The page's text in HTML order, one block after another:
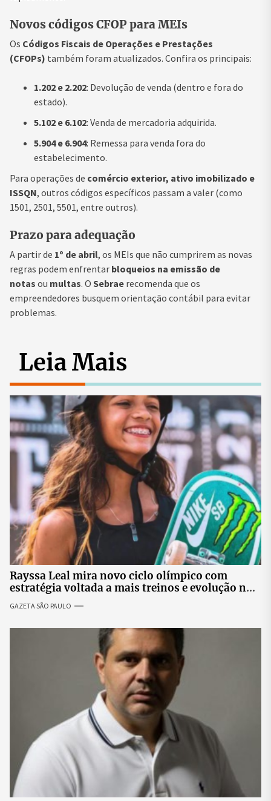
Novos códigos CFOP para MEIs
Os Códigos Fiscais de Operações e Prestações
(CFOPs) também foram atualizados. Confira os principais:
1.202 e 2.202: Devolução de venda (dentro e fora do
estado).
5.102 e 6.102: Venda de mercadoria adquirida.
5.904 e 6.904: Remessa para venda fora do
estabelecimento.
Para operações de comércio exterior, ativo imobilizado e
ISSQN, outros códigos específicos passam a valer (como
1501, 2501, 5501, entre outros).
Prazo para adequação
A partir de 1º de abril, os MEIs que não cumprirem as novas
regras podem enfrentar bloqueios na emissão de
notas ou multas. O Sebrae recomenda que os
empreendedores busquem orientação contábil para evitar
problemas.
Leia Mais
Rayssa Leal mira novo ciclo olímpico com
estratégia voltada a mais treinos e evolução no
GAZETA SÃO PAULO